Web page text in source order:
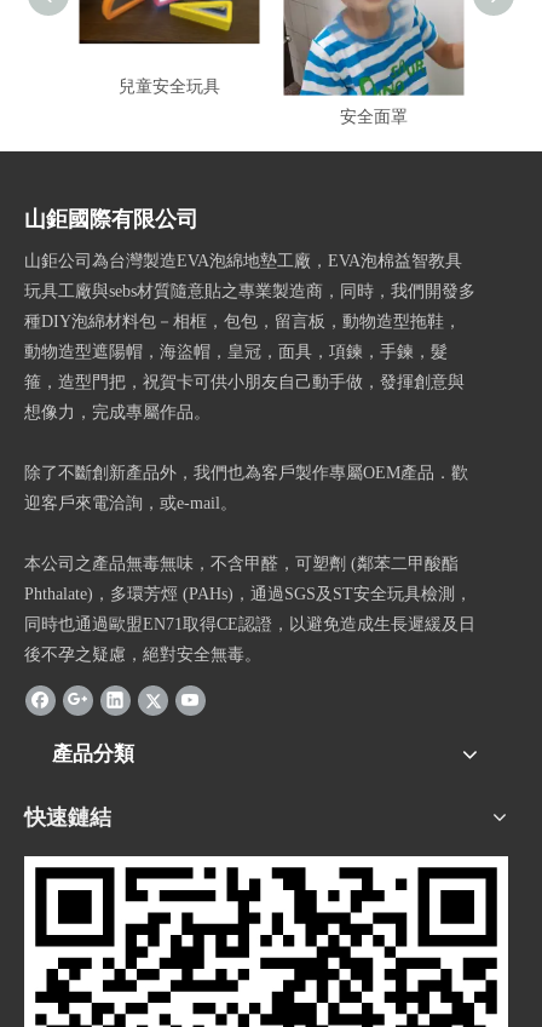
兒童安全玩具
兒童皇冠防疫防濺防噴
安全面罩
山鉅國際有限公司
山鉅公司為台灣製造EVA泡綿地墊工廠，EVA泡棉益智教具
玩具工廠與sebs材質隨意貼之專業製造商，同時，我們開發多
種DIY泡綿材料包－相框，包包，留言板，動物造型拖鞋，
動物造型遮陽帽，海盜帽，皇冠，面具，項鍊，手鍊，髮
箍，造型門把，祝賀卡可供小朋友自己動手做，發揮創意與
想像力，完成專屬作品。
除了不斷創新產品外，我們也為客戶製作專屬OEM產品．歡
迎客戶來電洽詢，或e-mail。
本公司之產品無毒無味，不含甲醛，可塑劑 (鄰苯二甲酸酯
Phthalate)，多環芳烴 (PAHs)，通過SGS及ST安全玩具檢測，
同時也通過歐盟EN71取得CE認證，以避免造成生長遲緩及日
後不孕之疑慮，絕對安全無毒。
產品分類
快速鏈結